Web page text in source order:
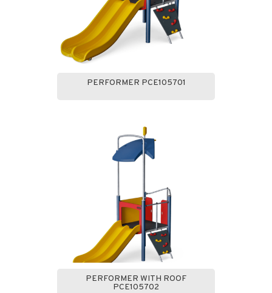
PERFORMER PCE105701
PERFORMER WITH ROOF
PCE105702